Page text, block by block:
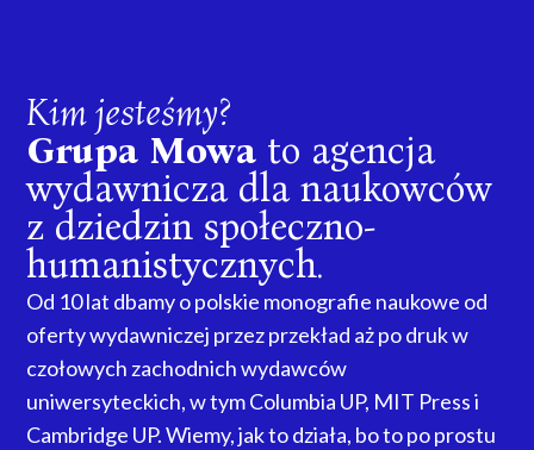
Kim jesteśmy?
Grupa Mowa to agencja
wydawnicza dla naukowców
z dziedzin społeczno-
humanistycznych.
Od 10 lat dbamy o polskie monografie naukowe od
oferty wydawniczej przez przekład aż po druk w
czołowych zachodnich wydawców
uniwersyteckich, w tym Columbia UP, MIT Press i
Cambridge UP. Wiemy, jak to działa, bo to po prostu